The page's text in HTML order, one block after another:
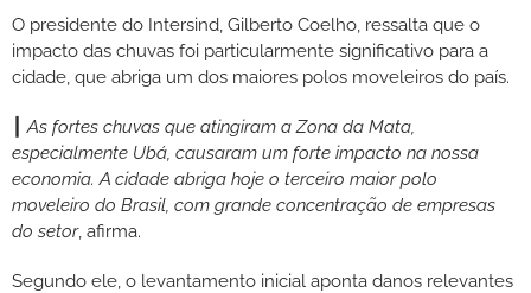
O presidente do Intersind, Gilberto Coelho, ressalta que o
impacto das chuvas foi particularmente significativo para a
cidade, que abriga um dos maiores polos moveleiros do país.
┃As fortes chuvas que atingiram a Zona da Mata,
especialmente Ubá, causaram um forte impacto na nossa
economia. A cidade abriga hoje o terceiro maior polo
moveleiro do Brasil, com grande concentração de empresas
do setor, afirma.
Segundo ele, o levantamento inicial aponta danos relevantes